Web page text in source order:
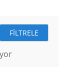
FILTRELE